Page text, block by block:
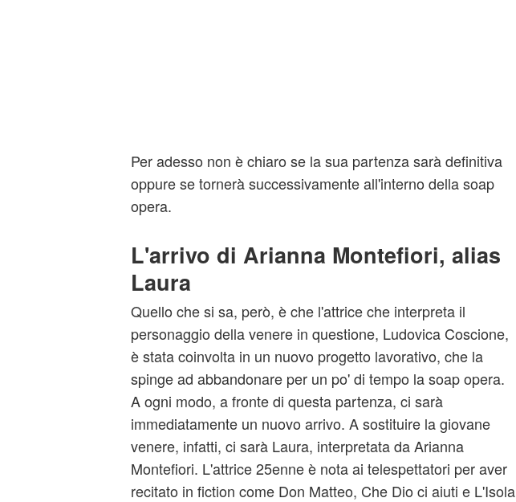
Per adesso non è chiaro se la sua partenza sarà definitiva
oppure se tornerà successivamente all'interno della soap
opera.
L'arrivo di Arianna Montefiori, alias
Laura
Quello che si sa, però, è che l'attrice che interpreta il
personaggio della venere in questione, Ludovica Coscione,
è stata coinvolta in un nuovo progetto lavorativo, che la
spinge ad abbandonare per un po' di tempo la soap opera.
A ogni modo, a fronte di questa partenza, ci sarà
immediatamente un nuovo arrivo. A sostituire la giovane
venere, infatti, ci sarà Laura, interpretata da Arianna
Montefiori. L'attrice 25enne è nota ai telespettatori per aver
recitato in fiction come Don Matteo, Che Dio ci aiuti e L'Isola